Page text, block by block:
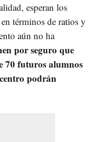
esperan los
términos de ratios y
aún no ha
por seguro que
70 futuros alumnos
podrán